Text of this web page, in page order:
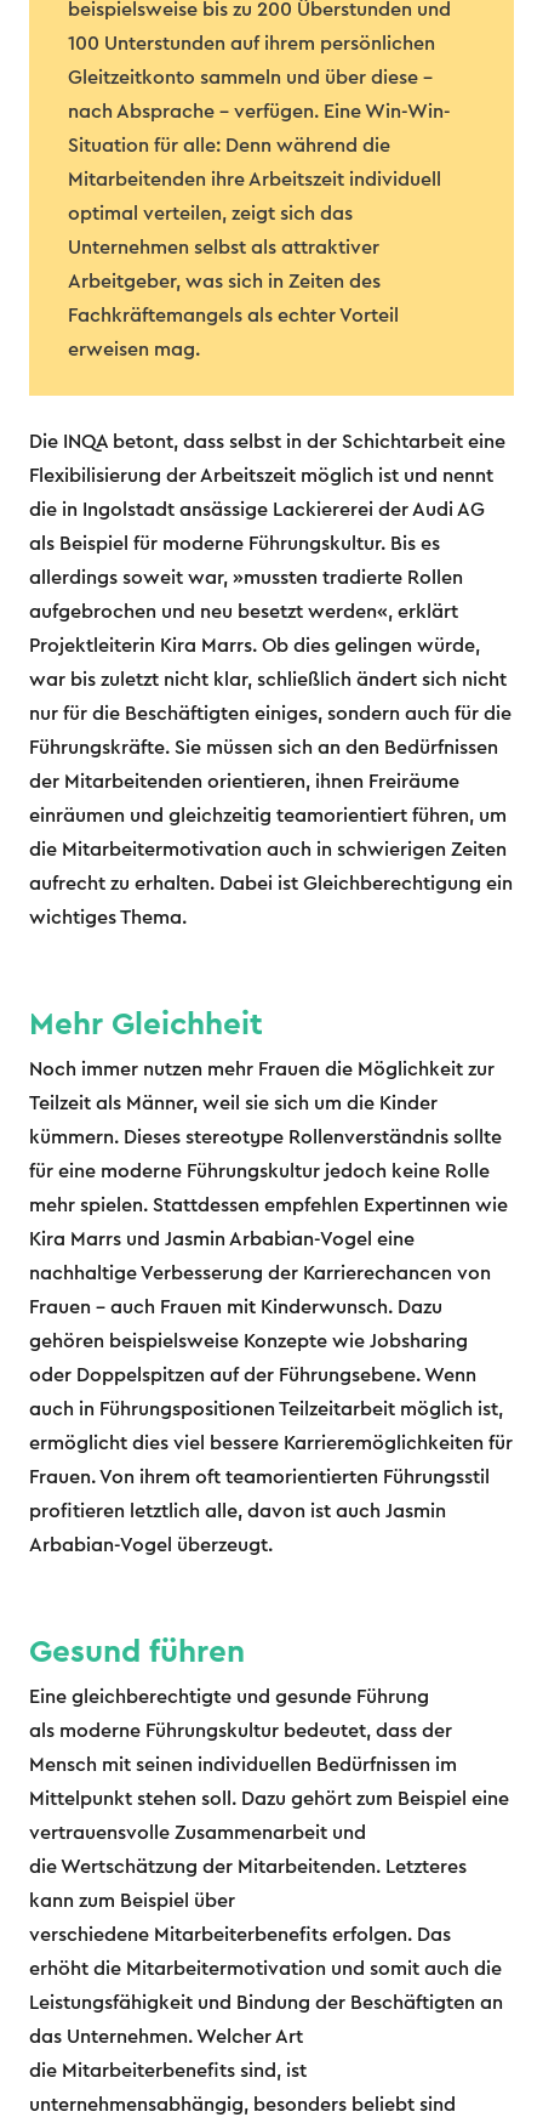
beispielsweise bis zu 200 Überstunden und
100 Unterstunden auf ihrem persönlichen
Gleitzeitkonto sammeln und über diese –
nach Absprache – verfügen. Eine Win-Win-
Situation für alle: Denn während die
Mitarbeitenden ihre Arbeitszeit individuell
optimal verteilen, zeigt sich das
Unternehmen selbst als attraktiver
Arbeitgeber, was sich in Zeiten des
Fachkräftemangels als echter Vorteil
erweisen mag.
Die INQA betont, dass selbst in der Schichtarbeit eine
Flexibilisierung der Arbeitszeit möglich ist und nennt
die in Ingolstadt ansässige Lackiererei der Audi AG
als Beispiel für moderne Führungskultur. Bis es
allerdings soweit war, »mussten tradierte Rollen
aufgebrochen und neu besetzt werden«, erklärt
Projektleiterin Kira Marrs. Ob dies gelingen würde,
war bis zuletzt nicht klar, schließlich ändert sich nicht
nur für die Beschäftigten einiges, sondern auch für die
Führungskräfte. Sie müssen sich an den Bedürfnissen
der Mitarbeitenden orientieren, ihnen Freiräume
einräumen und gleichzeitig teamorientiert führen, um
die Mitarbeitermotivation auch in schwierigen Zeiten
aufrecht zu erhalten. Dabei ist Gleichberechtigung ein
wichtiges Thema.
Mehr Gleichheit
Noch immer nutzen mehr Frauen die Möglichkeit zur
Teilzeit als Männer, weil sie sich um die Kinder
kümmern. Dieses stereotype Rollenverständnis sollte
für eine moderne Führungskultur jedoch keine Rolle
mehr spielen. Stattdessen empfehlen Expertinnen wie
Kira Marrs und Jasmin Arbabian-Vogel eine
nachhaltige Verbesserung der Karrierechancen von
Frauen – auch Frauen mit Kinderwunsch. Dazu
gehören beispielsweise Konzepte wie Jobsharing
oder Doppelspitzen auf der Führungsebene. Wenn
auch in Führungspositionen Teilzeitarbeit möglich ist,
ermöglicht dies viel bessere Karrieremöglichkeiten für
Frauen. Von ihrem oft teamorientierten Führungsstil
profitieren letztlich alle, davon ist auch Jasmin
Arbabian-Vogel überzeugt.
Gesund führen
Eine gleichberechtigte und gesunde Führung
als moderne Führungskultur bedeutet, dass der
Mensch mit seinen individuellen Bedürfnissen im
Mittelpunkt stehen soll. Dazu gehört zum Beispiel eine
vertrauensvolle Zusammenarbeit und
die Wertschätzung der Mitarbeitenden. Letzteres
kann zum Beispiel über
verschiedene Mitarbeiterbenefits erfolgen. Das
erhöht die Mitarbeitermotivation und somit auch die
Leistungsfähigkeit und Bindung der Beschäftigten an
das Unternehmen. Welcher Art
die Mitarbeiterbenefits sind, ist
unternehmensabhängig, besonders beliebt sind